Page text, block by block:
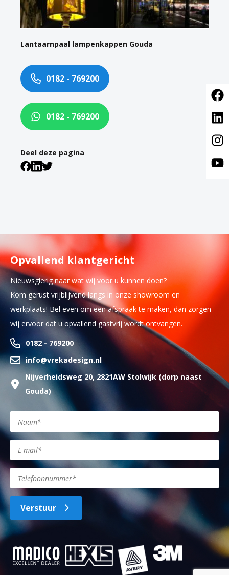
Lantaarnpaal lampenkappen Gouda
0182 - 769200
0182 - 769200
Deel deze pagina
Opvallend klantgericht
Nieuwsgierig naar wat wij voor u kunnen doen?
Kom gerust vrijblijvend langs in onze showroom en
werkplaats! Bel even om een afspraak te maken, dan zorgen
wij ervoor dat u opvallend gastvrij wordt ontvangen.
0182 - 769200
info@vrekadesign.nl
Nijverheidsweg 20, 2821AW Stolwijk (dorp naast
Gouda)
Verstuur